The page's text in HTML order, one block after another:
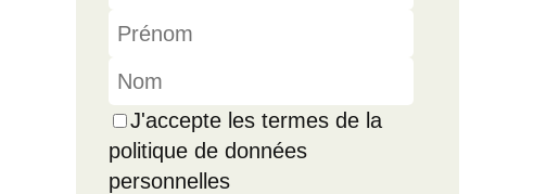
J'accepte les termes de la
politique de données
personnelles